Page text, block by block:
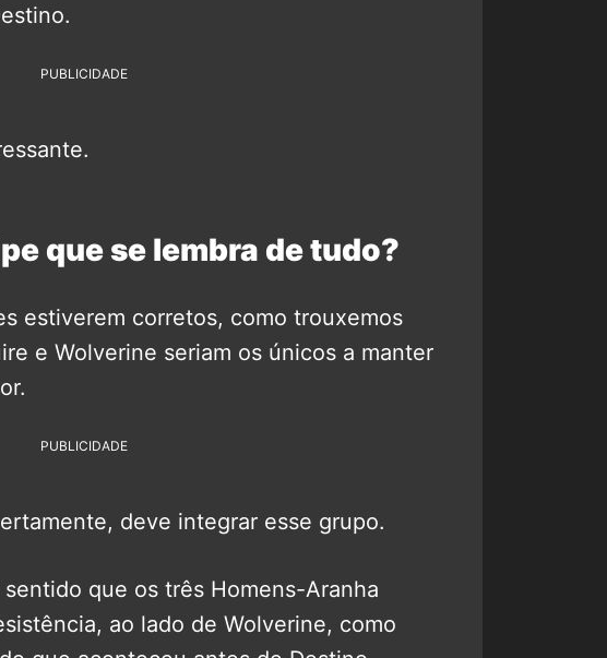
PUBLICIDADE
que se lembra de tudo?
estiverem corretos, como trouxemos
e Wolverine seriam os únicos a manter
PUBLICIDADE
deve integrar esse grupo.
que os três Homens-Aranha
ao lado de Wolverine, como